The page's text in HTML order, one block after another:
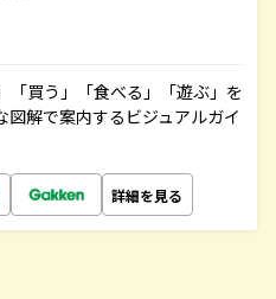
「買う」「食べる」「遊ぶ」を
解で案内するビジュアルガイ
詳細を見る